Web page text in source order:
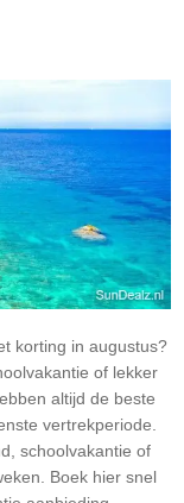
korting in augustus?
of lekker
altijd de beste
vertrekperiode.
schoolvakantie of
Boek hier snel